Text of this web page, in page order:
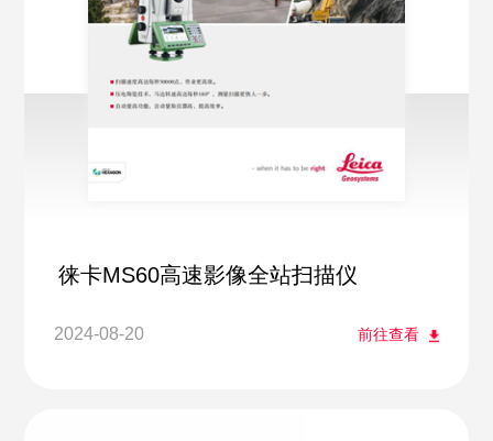
徕卡MS60高速影像全站扫描仪
2024-08-20 前往查看